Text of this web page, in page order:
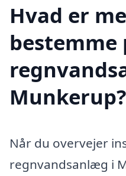
Hvad er
bestemme
Munkerup?
Når du overvejer
regnvandsanlæg i